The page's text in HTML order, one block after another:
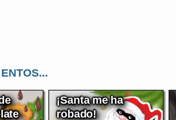
¡Santa me ha
robado!